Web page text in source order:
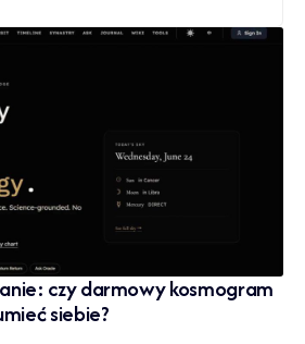
czy darmowy kosmogram
siebie?